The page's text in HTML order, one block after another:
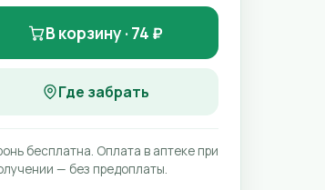
В корзину · 74 ₽
Где забрать
бесплатна. Оплата в аптеке при
— без предоплаты.